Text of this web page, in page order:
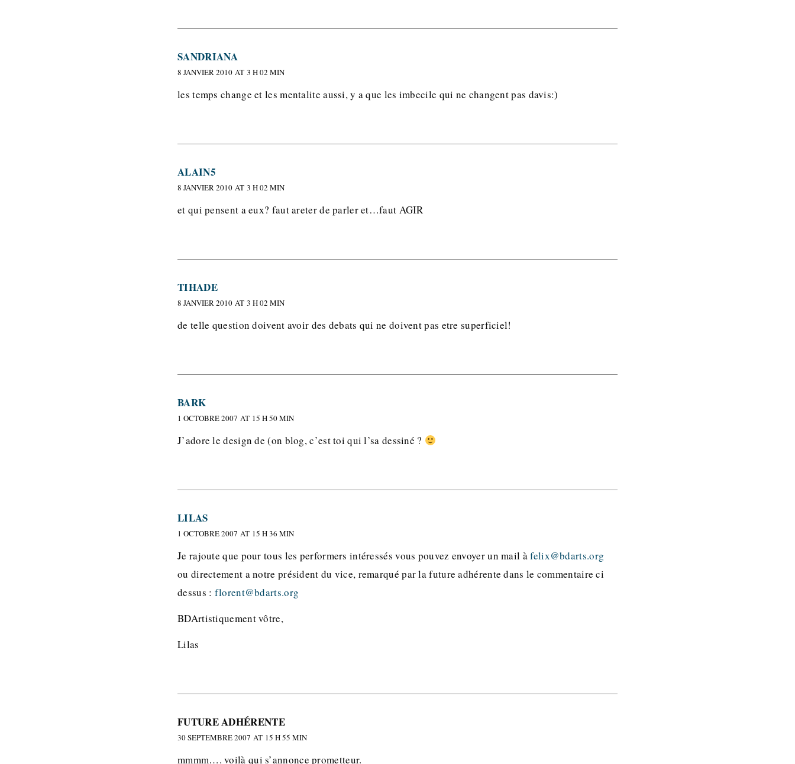
SANDRIANA
8 JANVIER 2010 AT 3 H 02 MIN
les temps change et les mentalite aussi, y a que les imbecile qui ne changent pas davis:)
ALAIN5
8 JANVIER 2010 AT 3 H 02 MIN
et qui pensent a eux? faut areter de parler et…faut AGIR
TIHADE
8 JANVIER 2010 AT 3 H 02 MIN
de telle question doivent avoir des debats qui ne doivent pas etre superficiel!
BARK
1 OCTOBRE 2007 AT 15 H 50 MIN
J’adore le design de (on blog, c’est toi qui l’sa dessiné ?
LILAS
1 OCTOBRE 2007 AT 15 H 36 MIN
Je rajoute que pour tous les performers intéressés vous pouvez envoyer un mail àfelix@bdarts.org
ou directement a notre président du vice, remarqué par la future adhérente dans le commentaire ci
dessus : florent@bdarts.org
BDArtistiquement vôtre,
Lilas
FUTURE ADHÉRENTE
30 SEPTEMBRE 2007 AT 15 H 55 MIN
mmmm…. voilà qui s’annonce prometteur.